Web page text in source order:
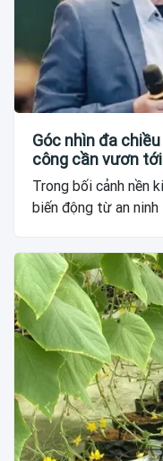
Góc nhìn đa
công cần vươn
Trong bối cảnh nền
biến động từ an